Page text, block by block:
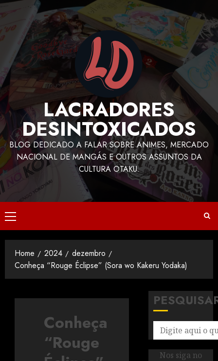
LACRADORES
DESINTOXICADOS
BLOG DEDICADO A FALAR SOBRE ANIMES, MERCADO
NACIONAL DE MANGÁS E OUTROS ASSUNTOS DA
CULTURA OTAKU.
Home 2024
dezembro
Conheça “Rouge Éclipse” (Sora wo Kakeru Yodaka)
Conheça
“Rouge
Nos siga no